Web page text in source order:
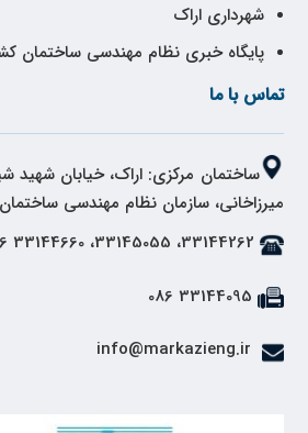
شهرداری اراک
پایگاه خبری نظام مهندسی ساختمان
تماس با ما
ساختمان مرکزی: اراک، خیابان شهید
میرزاخانی، سازمان نظام مهندسی
33144262، 33145055، 33144660 086
33144095 086